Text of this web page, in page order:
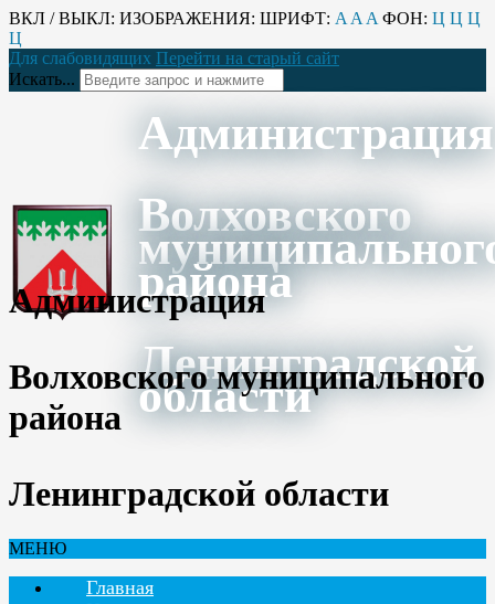
ВКЛ / ВЫКЛ: ИЗОБРАЖЕНИЯ: ШРИФТ: A A A ФОН: Ц Ц Ц
Ц
Для слабовидящих Перейти на старый сайт
Искать...
Администрация
Волховского
района
Ленинградской
области
Администрация
Волховского муниципального
района
Ленинградской области
МЕНЮ
Главная